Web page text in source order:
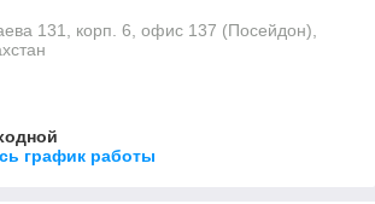
131, корп. 6, офис 137 (Посейдон),
график работы